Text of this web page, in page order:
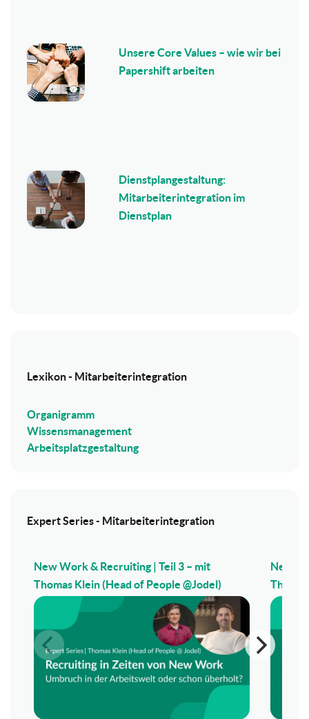
Unsere Core Values – wie wir bei
Papershift arbeiten
Dienstplangestaltung:
Mitarbeiterintegration im
Dienstplan
Lexikon - Mitarbeiterintegration
Organigramm
Wissensmanagement
Arbeitsplatzgestaltung
Expert Series - Mitarbeiterintegration
New Work & Recruiting | Teil 3 – mit
Thomas Klein (Head of People @Jodel)
New